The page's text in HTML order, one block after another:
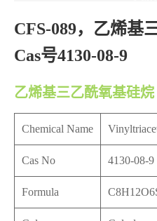
CFS-089，乙烯基
Cas号4130-08-9
乙烯基三乙酰氧基硅烷
Chemical Name
Cas No 4130-08-9
Formula